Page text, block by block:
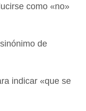
como «no»
de
indicar «que se